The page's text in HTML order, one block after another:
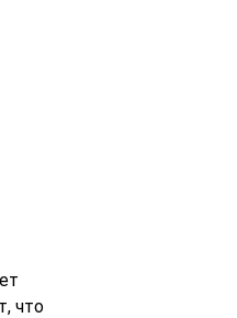
что